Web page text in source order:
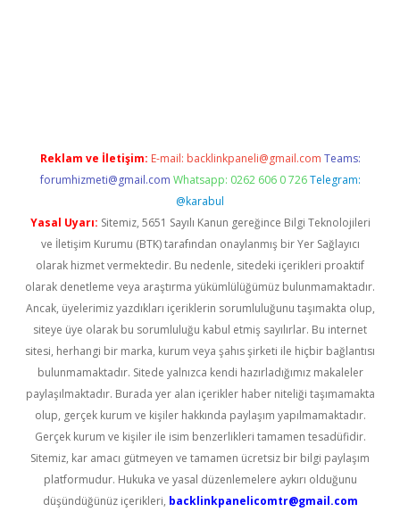
Reklam ve İletişim: E-mail: backlinkpaneli@gmail.com Teams:
forumhizmeti@gmail.com Whatsapp: 0262 606 0 726 Telegram:
@karabul
Yasal Uyarı: Sitemiz, 5651 Sayılı Kanun gereğince Bilgi Teknolojileri
ve İletişim Kurumu (BTK) tarafından onaylanmış bir Yer Sağlayıcı
olarak hizmet vermektedir. Bu nedenle, sitedeki içerikleri proaktif
olarak denetleme veya araştırma yükümlülüğümüz bulunmamaktadır.
Ancak, üyelerimiz yazdıkları içeriklerin sorumluluğunu taşımakta olup,
siteye üye olarak bu sorumluluğu kabul etmiş sayılırlar. Bu internet
sitesi, herhangi bir marka, kurum veya şahıs şirketi ile hiçbir bağlantısı
bulunmamaktadır. Sitede yalnızca kendi hazırladığımız makaleler
paylaşılmaktadır. Burada yer alan içerikler haber niteliği taşımamakta
olup, gerçek kurum ve kişiler hakkında paylaşım yapılmamaktadır.
Gerçek kurum ve kişiler ile isim benzerlikleri tamamen tesadüfidir.
Sitemiz, kar amacı gütmeyen ve tamamen ücretsiz bir bilgi paylaşım
platformudur. Hukuka ve yasal düzenlemelere aykırı olduğunu
düşündüğünüz içerikleri, backlinkpanelicomtr@gmail.com